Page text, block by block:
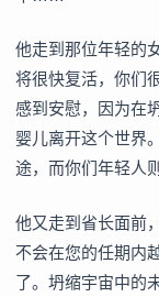
他走到那位年轻的
将很快复活，你们
感到安慰，因为在
婴儿离开这个世界
途，而你们年轻人
他又走到省长面前
不会在您的任期内
了。坍缩宇宙中的